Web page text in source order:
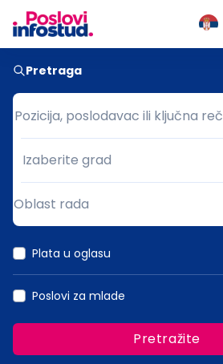
Pretraga
Pozicija, poslodavac ili ključna reč
Pozicija, poslodavac ili ključna reč
Grad
Izaberite grad
Oblast rada
Plata u oglasu
Poslovi za mlade
Pretražite